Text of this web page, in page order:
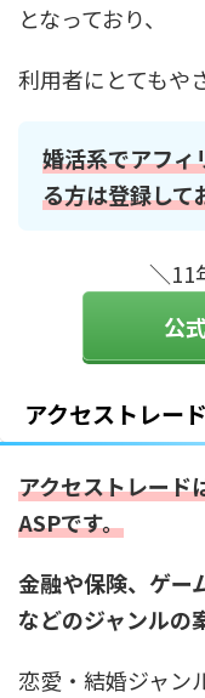
となっており、
利用者にとてもや
婚活系でアフィ
る方は登録して
＼11
公
アクセストレード
アクセストレード
ASPです。
金融や保険、ゲー
などのジャンルの
恋愛・結婚ジャン